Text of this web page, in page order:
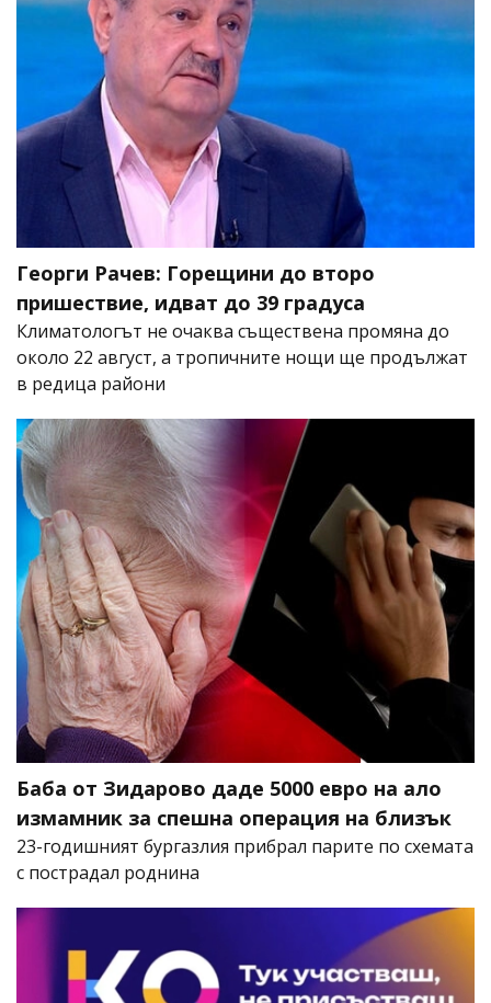
Георги Рачев: Горещини до второ
пришествие, идват до 39 градуса
Климатологът не очаква съществена промяна до
около 22 август, а тропичните нощи ще продължат
в редица райони
Баба от Зидарово даде 5000 евро на ало
измамник за спешна операция на близък
23-годишният бургазлия прибрал парите по схемата
с пострадал роднина